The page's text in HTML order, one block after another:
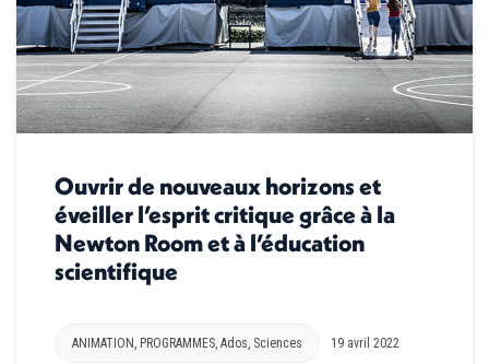
Ouvrir de nouveaux horizons et
éveiller l’esprit critique grâce à la
Newton Room et à l’éducation
scientifique
ANIMATION PROGRAMMES Ados Sciences 19 avril 2022